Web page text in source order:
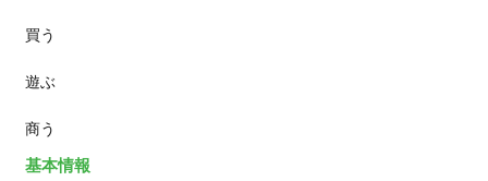
ランチ
カフェ
買う
遊ぶ
商う
基本情報